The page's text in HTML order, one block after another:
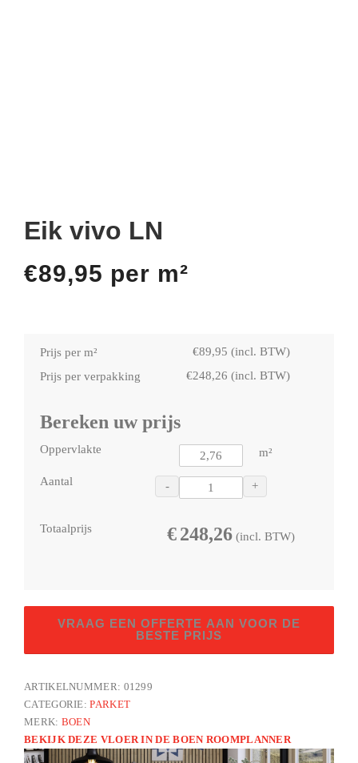
Eik vivo LN
€89,95 per m²
Prijs per m² €89,95 (incl. BTW)
Prijs per verpakking
€248,26 (incl. BTW)
Bereken uw prijs
Oppervlakte m²
Aantal - +
Totaalprijs €248,26 (incl. BTW)
LN
VRAAG EEN OFFERTE AAN VOOR DE
BESTE PRIJS
ARTIKELNUMMER: 01299
CATEGORIE:PARKET
MERK: BOEN
BEKIJK DEZE VLOER IN DE BOEN ROOMPLANNER